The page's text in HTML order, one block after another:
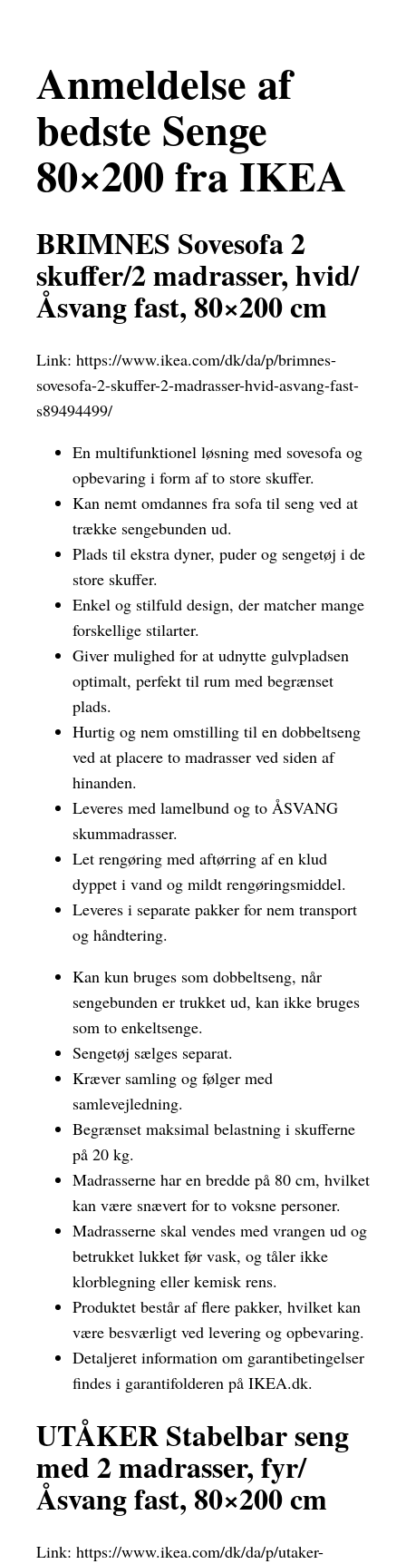
Anmeldelse af
bedste Senge
80×200 fra IKEA
BRIMNES Sovesofa 2
skuffer/2 madrasser, hvid/
Åsvang fast, 80×200 cm
Link: https://www.ikea.com/dk/da/p/brimnes-
sovesofa-2-skuffer-2-madrasser-hvid-asvang-fast-
s89494499/
En multifunktionel løsning med sovesofa og
opbevaring i form af to store skuffer.
Kan nemt omdannes fra sofa til seng ved at
trække sengebunden ud.
Plads til ekstra dyner, puder og sengetøj i de
store skuffer.
Enkel og stilfuld design, der matcher mange
forskellige stilarter.
Giver mulighed for at udnytte gulvpladsen
optimalt, perfekt til rum med begrænset
plads.
Hurtig og nem omstilling til en dobbeltseng
ved at placere to madrasser ved siden af
hinanden.
Leveres med lamelbund og to ÅSVANG
skummadrasser.
Let rengøring med aftørring af en klud
dyppet i vand og mildt rengøringsmiddel.
Leveres i separate pakker for nem transport
og håndtering.
Kan kun bruges som dobbeltseng, når
sengebunden er trukket ud, kan ikke bruges
som to enkeltsenge.
Sengetøj sælges separat.
Kræver samling og følger med
samlevejledning.
Begrænset maksimal belastning i skufferne
på 20 kg.
Madrasserne har en bredde på 80 cm, hvilket
kan være snævert for to voksne personer.
Madrasserne skal vendes med vrangen ud og
betrukket lukket før vask, og tåler ikke
klorblegning eller kemisk rens.
Produktet består af flere pakker, hvilket kan
være besværligt ved levering og opbevaring.
Detaljeret information om garantibetingelser
findes i garantifolderen på IKEA.dk.
UTÅKER Stabelbar seng
med 2 madrasser, fyr/
Åsvang fast, 80×200 cm
Link: https://www.ikea.com/dk/da/p/utaker-